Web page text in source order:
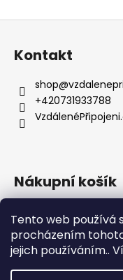
Tento web používá
procházením
jejich používáním..
Z
Kontakt
shop@
+420731933788
Nákupní košík